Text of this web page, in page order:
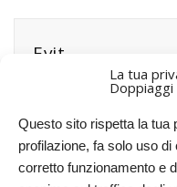
La tua
Questo sito rispetta la tua
profilazione, fa solo uso
corretto funzionamento e
Evit
Il ridoppiaggio della
doppiare
fanno tante aziende,
possedere i diritti di